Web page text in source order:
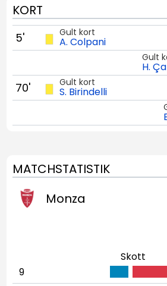
KORT
Gult kort
A. Colpani
5'
Gult
H.
Gult kort
S. Birindelli
70'
MATCHSTATISTIK
Monza
Skott
9